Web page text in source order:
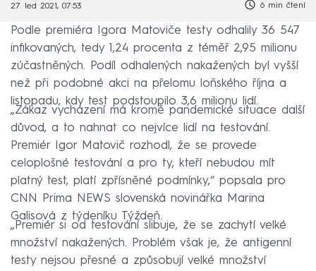
27. led 2021, 07:53 6 min čtení
Podle premiéra Igora Matoviče testy odhalily 36 547
infikovaných, tedy 1,24 procenta z téměř 2,95 milionu
zúčastněných. Podíl odhalených nakažených byl vyšší
než při podobné akci na přelomu loňského října a
listopadu, kdy test podstoupilo 3,6 milionu lidí.
„Zákaz vycházení má kromě pandemické situace další
důvod, a to nahnat co nejvíce lidí na testování.
Premiér Igor Matovič rozhodl, že se provede
celoplošné testování a pro ty, kteří nebudou mít
platný test, platí zpřísněné podmínky,“ popsala pro
CNN Prima NEWS slovenská novinářka Marina
Galisová z týdeníku Týždeň.
„Premiér si od testování slibuje, že se zachytí velké
množství nakažených. Problém však je, že antigenní
testy nejsou přesné a způsobují velké množství